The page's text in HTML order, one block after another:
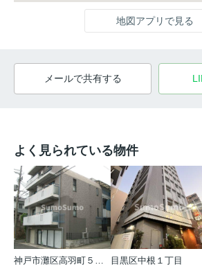
地図アプリで見る
メールで共有する
よく見られている物件
目黒区中根１丁目